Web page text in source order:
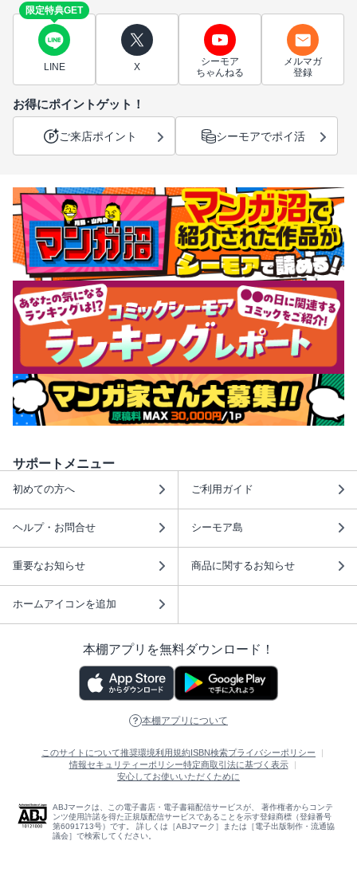
限定特典GET
LINE X
シーモア
ちゃんねる
メルマガ
登録
お得にポイントゲット！
ご来店ポイント シーモアでポイ活
サポートメニュー
初めての方へ ご利用ガイド
ヘルプ・お問合せ シーモア島
重要なお知らせ 商品に関するお知らせ
ホームアイコンを追加
本棚アプリを無料ダウンロード！
本棚アプリについて
このサイトについて推奨環境利用規約 ISBN検索プライバシーポリシー
情報セキュリティーポリシー特定商取引法に基づく表示
安心してお使いいただくために
ABJマークは、この電子書店・電子書籍配信サービスが、 著作権者からコンテ
ンツ使用許諾を得た正規版配信サービスであることを示す登録商標（登録番号
第6091713号）です。 詳しくは［ABJマーク］または［電子出版制作・流通協
議会］で検索してください。